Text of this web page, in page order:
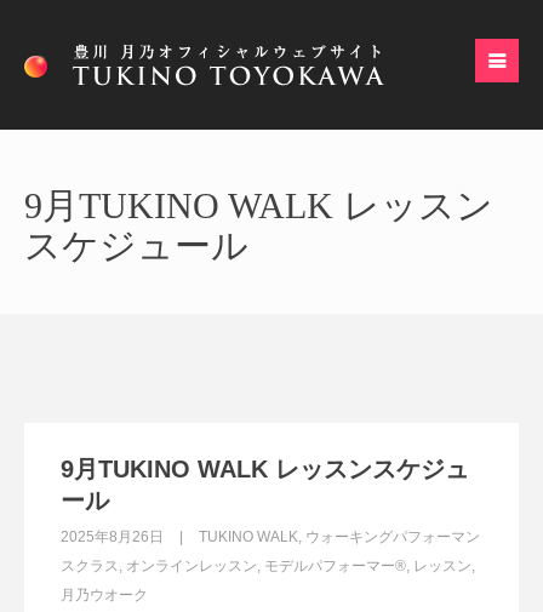
9月TUKINO WALK レッスン
スケジュール
9月TUKINO WALK レッスンスケジュ
ール
2025年8月26日 TUKINO WALK, ウォーキングパフォーマン
スクラス, オンラインレッスン, モデルパフォーマー®, レッスン,
月乃ウオーク